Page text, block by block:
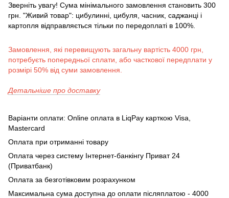
Зверніть увагу! Сума мінімального замовлення становить 300
грн. "Живий товар": цибулинні, цибуля, часник, саджанці і
картопля відправляється тільки по передоплаті в 100%.
Замовлення, які перевищують загальну вартість 4000 грн,
потребуєть попередньої сплати, або часткової передплати у
розмірі 50% від суми замовлення.
Детальніше про доставку
Варіанти оплати: Online оплата в LiqPay карткою Visa,
Mastercard
Оплата при отриманні товару
Оплата через систему Інтернет-банкінгу Приват 24
(Приватбанк)
Оплата за безготівковим розрахунком
Максимальна сума доступна до оплати післяплатою - 4000